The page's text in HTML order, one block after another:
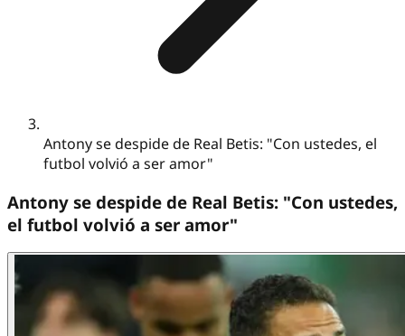
Antony se despide de Real Betis: "Con ustedes, el
futbol volvió a ser amor"
Antony se despide de Real Betis: "Con ustedes,
el futbol volvió a ser amor"